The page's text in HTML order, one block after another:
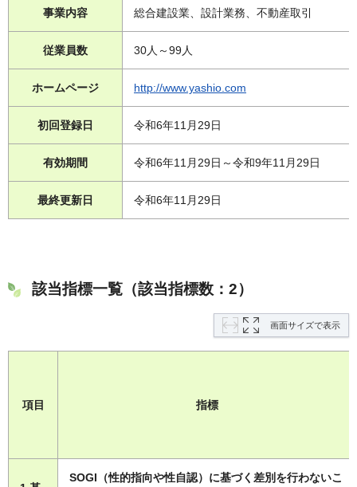
事業内容 総合建設業、設計業務、不動産取引
従業員数 30人～99人
ホームページ http://www.yashio.com
初回登録日 令和6年11月29日
有効期間 令和6年11月29日～令和9年11月29日
最終更新日 令和6年11月29日
該当指標一覧（該当指標数：2）
画面サイズで表示
項目 指標
SOGI（性的指向や性自認）に基づく差別を行わないこ